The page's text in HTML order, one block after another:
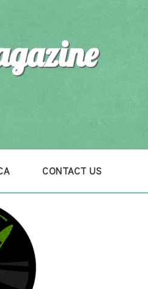
CONTACT US